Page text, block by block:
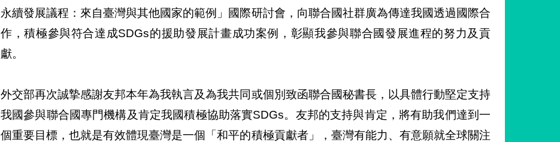
永續發展議程：來自臺灣與其他國家的範例」國際研討會，向聯合國社群廣為傳達我國透過國際合
作，積極參與符合達成SDGs的援助發展計畫成功案例，彰顯我參與聯合國發展進程的努力及貢
獻。
外交部再次誠摯感謝友邦本年為我執言及為我共同或個別致函聯合國秘書長，以具體行動堅定支持
我國參與聯合國專門機構及肯定我國積極協助落實SDGs。友邦的支持與肯定，將有助我們達到一
個重要目標，也就是有效體現臺灣是一個「和平的積極貢獻者」，臺灣有能力、有意願就全球關注